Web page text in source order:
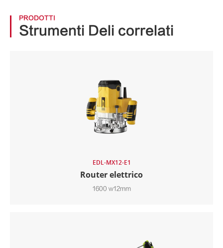
PRODOTTI
Strumenti Deli correlati
EDL-MX12-E1
Router elettrico
1600 w12mm